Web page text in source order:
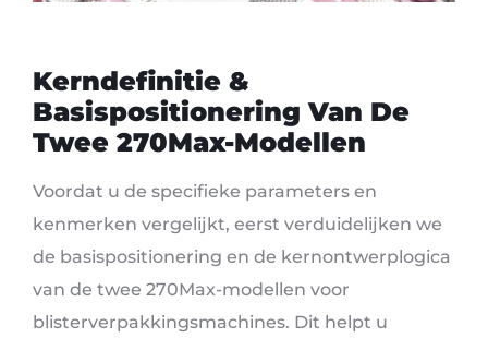
Kerndefinitie &
Basispositionering Van De
Twee 270Max-Modellen
Voordat u de specifieke parameters en
kenmerken vergelijkt, eerst verduidelijken we
de basispositionering en de kernontwerplogica
van de twee 270Max-modellen voor
blisterverpakkingsmachines. Dit helpt u